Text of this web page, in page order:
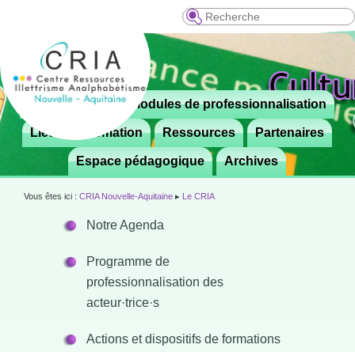
Recherche
Menu
principal
Aller
contenu
principal
 Le CRIA Modules de professionnalisation
Lieux de formation Ressources Partenaires
Espace pédagogique Archives
Vous êtes ici : CRIA Nouvelle-Aquitaine ▸ Le CRIA
Notre Agenda
Programme de
professionnalisation des
acteur·trice·s
Actions et dispositifs de formations